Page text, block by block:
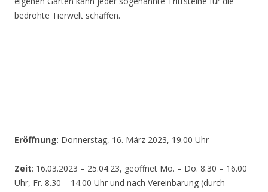
bedrohte Tierwelt schaffen.
Eröffnung: Donnerstag, 16. März 2023, 19.00 Uhr
Zeit: 16.03.2023 – 25.04.23, geöffnet Mo. – Do. 8.30 – 16.00
Uhr, Fr. 8.30 – 14.00 Uhr und nach Vereinbarung (durch